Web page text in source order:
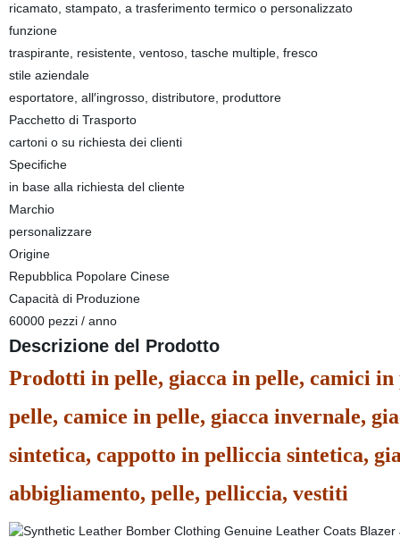
ricamato, stampato, a trasferimento termico o personalizzato
funzione
traspirante, resistente, ventoso, tasche multiple, fresco
stile aziendale
esportatore, all′ingrosso, distributore, produttore
Pacchetto di Trasporto
cartoni o su richiesta dei clienti
Specifiche
in base alla richiesta del cliente
Marchio
personalizzare
Origine
Repubblica Popolare Cinese
Capacità di Produzione
60000 pezzi / anno
Descrizione del Prodotto
Prodotti in pelle, giacca in pelle, camici
pelle, camice in pelle, giacca invernale,
sintetica, cappotto in pelliccia sintetica,
abbigliamento, pelle, pelliccia, vestiti